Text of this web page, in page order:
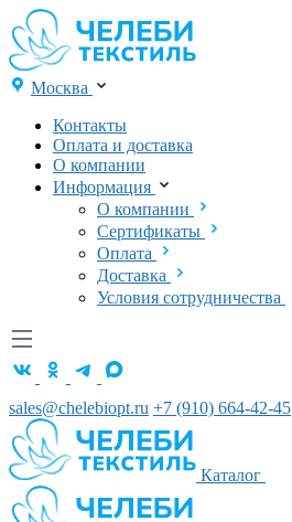
Москва
Контакты
Оплата и доставка
О компании
Информация
О компании
Сертификаты
Оплата
Доставка
Условия сотрудничества
sales@chelebiopt.ru +7 (910) 664-42-45
Каталог